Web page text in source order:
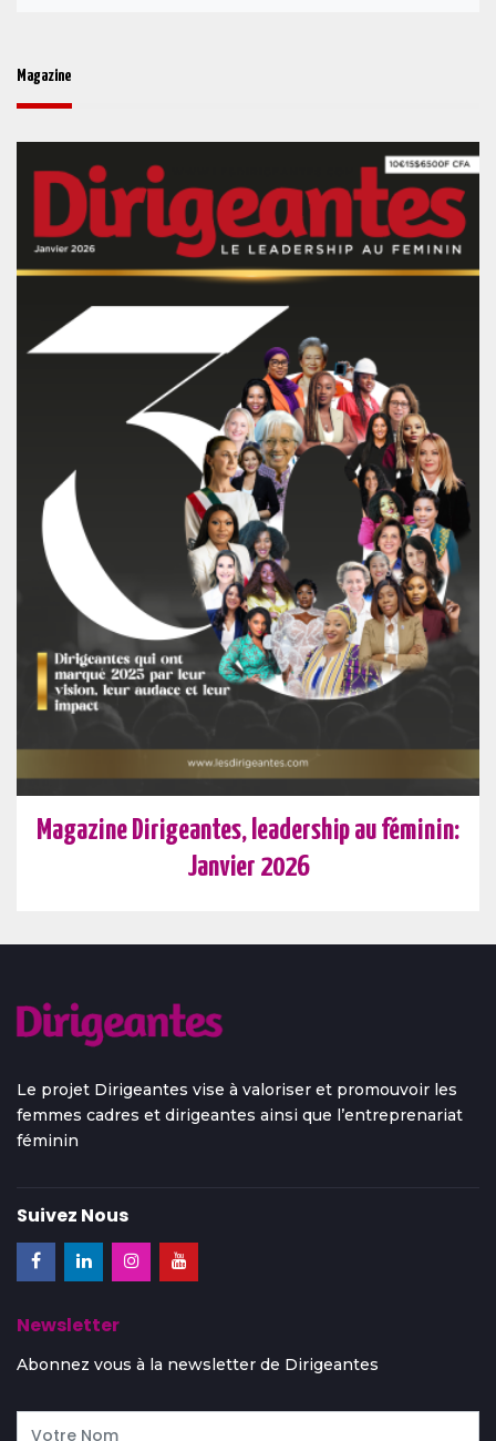
Magazine
Magazine Dirigeantes, leadership au féminin:
Janvier 2026
Le projet Dirigeantes vise à valoriser et promouvoir les
femmes cadres et dirigeantes ainsi que l’entreprenariat
féminin
Suivez Nous
Newsletter
Abonnez vous à la newsletter de Dirigeantes